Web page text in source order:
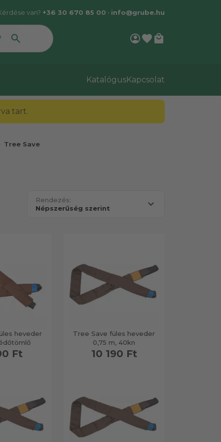
van? +36 30 670 85 00 • info@grube.hu
account_circlefavorite local_mall
KatalógusKapcsolat
tart.
Tree Save
Rendezés:
heveder
Ft
Tree Save füles heveder
0,75 m, 40kn
10 190 Ft